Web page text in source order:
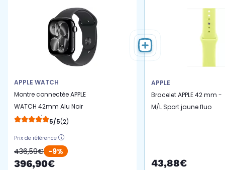
APPLE WATCH
Montre connectée APPLE
WATCH 42mm Alu Noir
Serie 11 S/M Cellular
5/5(2)
Prix de référence
436,59€ -9%
396,90€
APPLE
Bracelet APPLE 42 mm -
M/L Sport jaune fluo
43,88€